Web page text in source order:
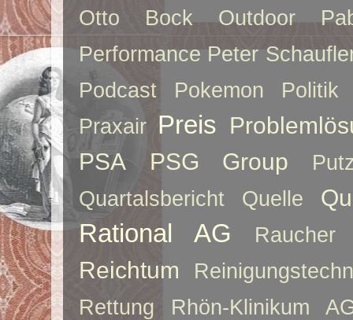
Otto Bock
Outdoor
Performance Peter
Podcast
Pokemon
Politik
Praxair Preis
PSA
PSG Group
Quartalsbericht
Quelle
Rational AG Raucher
Reichtum
Rettung
Rhön-Klinikum